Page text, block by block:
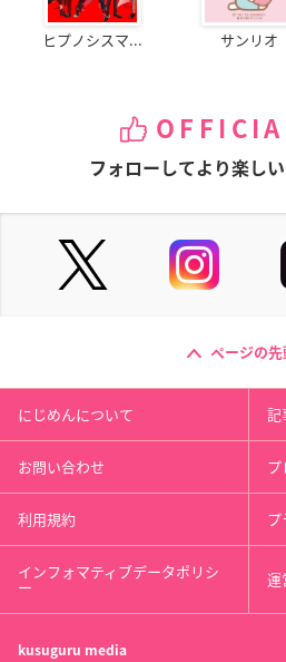
ヒプノシスマ... サンリオ
フォローしてより楽し
ページの先
にじめんについて 記
お問い合わせ プ
利用規約 プ
インフォマティブデータポリシ
ー 運
kusuguru media